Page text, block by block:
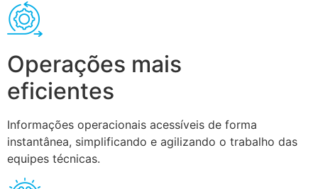
Operações mais
eficientes
Informações operacionais acessíveis de forma
instantânea, simplificando e agilizando o trabalho das
equipes técnicas.